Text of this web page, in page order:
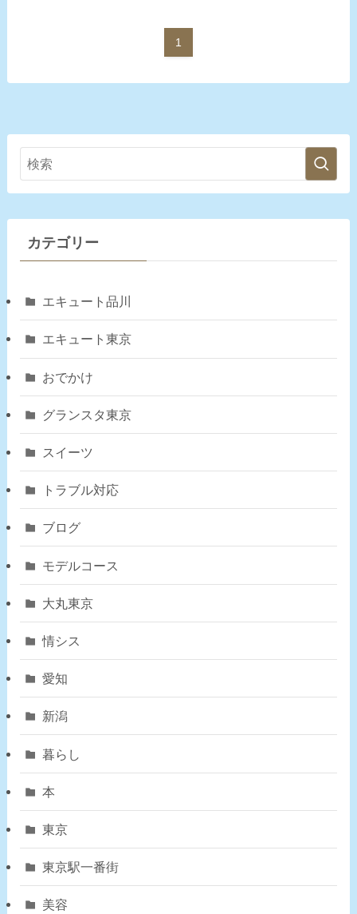
1
カテゴリー
エキュート品川
エキュート東京
おでかけ
グランスタ東京
スイーツ
トラブル対応
ブログ
モデルコース
大丸東京
情シス
愛知
新潟
暮らし
本
東京
東京駅一番街
美容